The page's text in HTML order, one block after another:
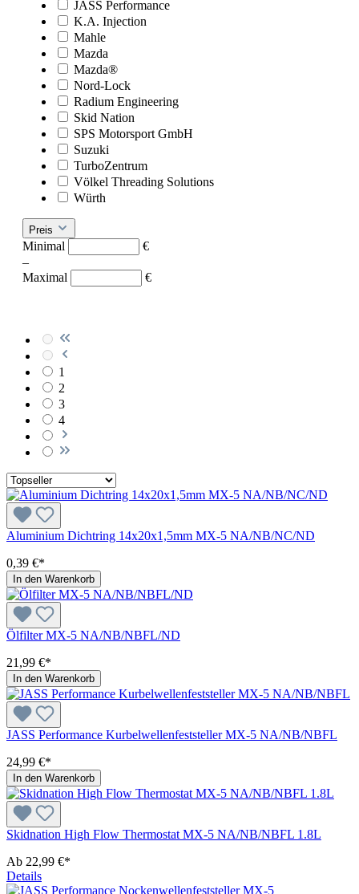
JASS Performance
K.A. Injection
Mahle
Mazda
Mazda®
Nord-Lock
Radium Engineering
Skid Nation
SPS Motorsport GmbH
Suzuki
TurboZentrum
Völkel Threading Solutions
Würth
Preis
Minimal
€
–
Maximal
€
1
2
3
4
Aluminium Dichtring 14x20x1,5mm MX‑5 NA/NB/NC/ND
0,39 €*
In den Warenkorb
Ölfilter MX-5 NA/NB/NBFL/ND
21,99 €*
In den Warenkorb
JASS Performance Kurbelwellenfeststeller MX-5 NA/NB/NBFL
24,99 €*
In den Warenkorb
Skidnation High Flow Thermostat MX-5 NA/NB/NBFL 1.8L
Ab 22,99 €*
Details